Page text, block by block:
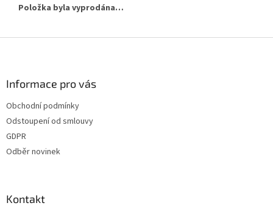
Položka byla vyprodána…
Informace pro vás
Obchodní podmínky
Odstoupení od smlouvy
GDPR
Odběr novinek
Kontakt